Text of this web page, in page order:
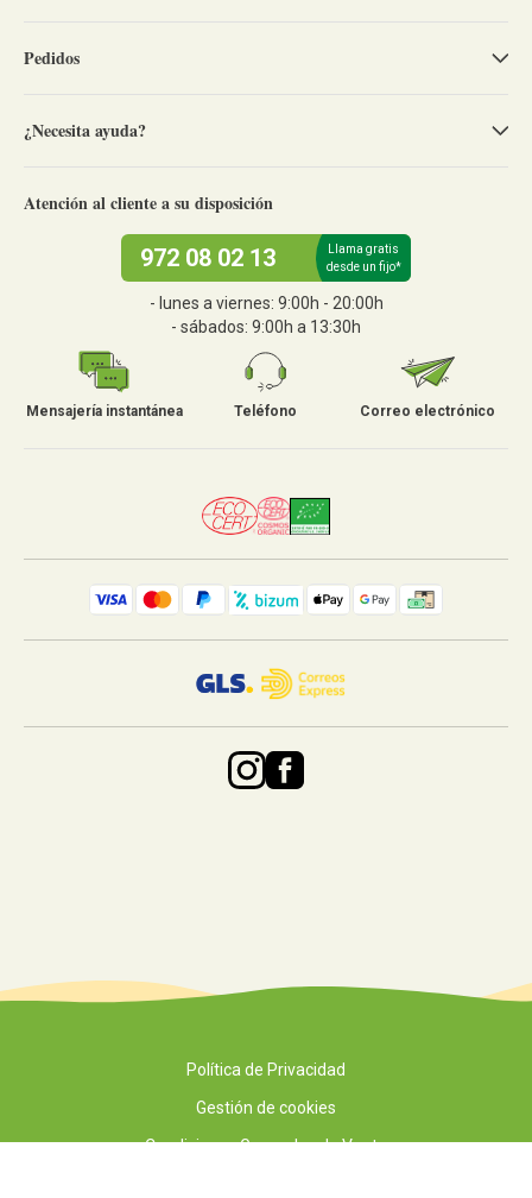
Pedidos
¿Necesita ayuda?
Atención al cliente a su disposición
972 08 02 13
Llama gratis
desde un fijo*
- lunes a viernes: 9:00h - 20:00h
- sábados: 9:00h a 13:30h
Mensajería instantánea Teléfono Correo electrónico
Política de Privacidad
Gestión de cookies
Condiciones Generales de Venta